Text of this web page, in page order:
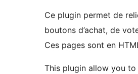
Ce plugin permet de
boutons d’achat, de
Ces pages sont en
This plugin allow you